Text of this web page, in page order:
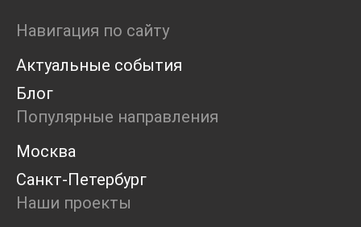
Ярмарка
Open call
Экскурсия
Дискуссия
Cosmoscow 2024
Blazar 2024
Встречи
Круглый стол
Навигация по сайту
Актуальные события
Блог
Популярные направления
Москва
Санкт-Петербург
Наши проекты